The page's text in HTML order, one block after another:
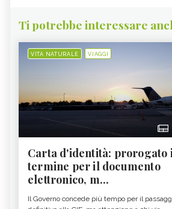
Ti potrebbe interessare
VITA NATURALE VIAGGI
Carta d'identità: prorogato
termine per il documento
elettronico, m...
Il Governo concede più tempo per il